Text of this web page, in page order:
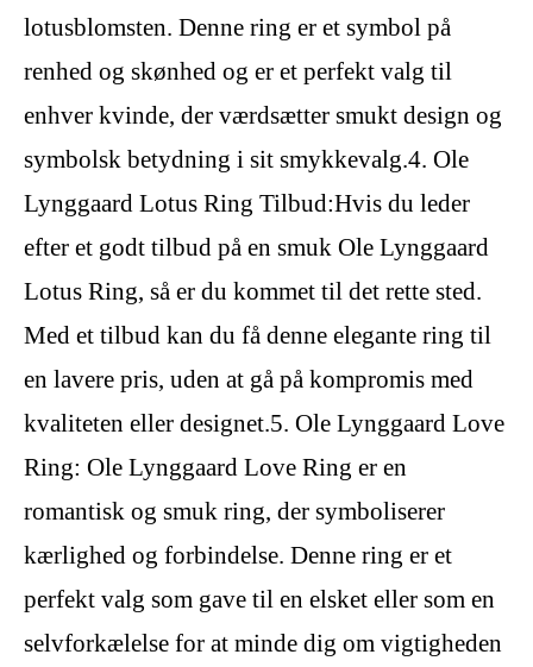
lotusblomsten. Denne ring er et symbol på
renhed og skønhed og er et perfekt valg til
enhver kvinde, der værdsætter smukt design og
symbolsk betydning i sit smykkevalg.4. Ole
Lynggaard Lotus Ring Tilbud:Hvis du leder
efter et godt tilbud på en smuk Ole Lynggaard
Lotus Ring, så er du kommet til det rette sted.
Med et tilbud kan du få denne elegante ring til
en lavere pris, uden at gå på kompromis med
kvaliteten eller designet.5. Ole Lynggaard Love
Ring: Ole Lynggaard Love Ring er en
romantisk og smuk ring, der symboliserer
kærlighed og forbindelse. Denne ring er et
perfekt valg som gave til en elsket eller som en
selvforkælelse for at minde dig om vigtigheden